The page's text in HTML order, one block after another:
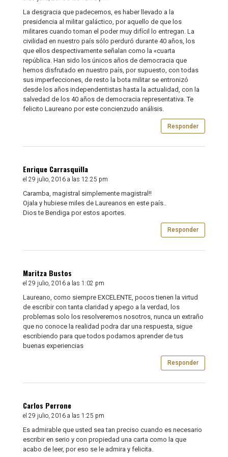
La desgracia que padecemos, es haber llevado a la
presidencia al militar galáctico, por aquello de que los
militares cuando toman el poder muy difícil lo entregan. La
civilidad en nuestro país sólo perduró durante 40 años, los
que ellos despectivamente señalan como la «cuarta
república. Han sido los únicos años de democracia que
hemos disfrutado en nuestro país, por supuesto, con todas
sus imperfecciones, de resto la bota militar se entronizó
desde los años independentistas hasta la actualidad, con la
salvedad de los 40 años de democracia representativa. Te
felicito Laureano por este concienzudo análisis.
Responder
Enrique Carrasquilla
el 29 julio, 2016 a las 12:25 pm
Caramba, magistral simplemente magistral!!
Ojala y hubiese miles de Laureanos en este país..
Dios te Bendiga por estos aportes.
Responder
Maritza Bustos
el 29 julio, 2016 a las 1:02 pm
Laureano, como siempre EXCELENTE, pocos tienen la virtud
de escribir con tanta claridad y apego a la verdad, los
problemas solo los resolveremos nosotros, nunca un extraño
que no conoce la realidad podra dar una respuesta, sigue
escribiendo para que todos podamos aprender de tus
buenas experiencias
Responder
Carlos Perrone
el 29 julio, 2016 a las 1:25 pm
Es admirable que usted sea tan preciso cuando es necesario
escribir en serio y con propiedad una carta como la que
acabo de leer, por eso se le admira y felicita.